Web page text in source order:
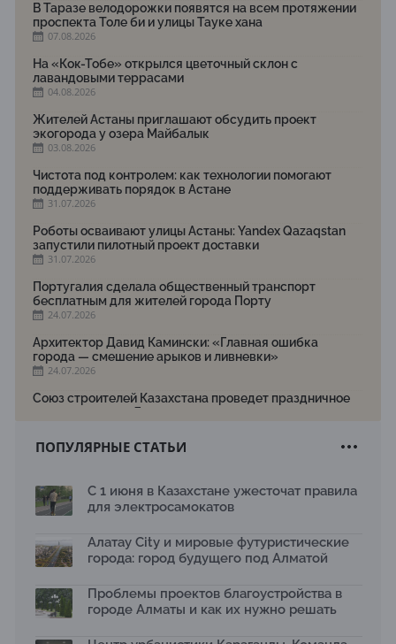
В Таразе велодорожки появятся на всем протяжении
проспекта Толе би и улицы Тауке хана
07.08.2026
На «Кок-Тобе» открылся цветочный склон с
лавандовыми террасами
04.08.2026
Жителей Астаны приглашают обсудить проект
экогорода у озера Майбалык
03.08.2026
Чистота под контролем: как технологии помогают
поддерживать порядок в Астане
31.07.2026
Роботы осваивают улицы Астаны: Yandex Qazaqstan
запустили пилотный проект доставки
31.07.2026
Португалия сделала общественный транспорт
бесплатным для жителей города Порту
24.07.2026
Архитектор Давид Камински: «Главная ошибка
города — смешение арыков и ливневки»
24.07.2026
Союз строителей Казахстана проведет праздничное
мероприятие ко Дню строителя
Новый Строительный кодекс: что изменилось для
17.07.2026
рободоставки в Астане
15.07.2026
2026 принимает заявки до 31 июля
13.07.2026
ПОПУЛЯРНЫЕ СТАТЬИ
С 1 июня в Казахстане ужесточат правила
для электросамокатов
Алатау City и мировые футуристические
города: город будущего под Алматой
Проблемы проектов благоустройства в
городе Алматы и как их нужно решать